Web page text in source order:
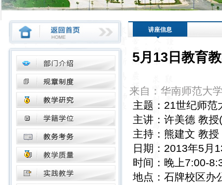
讲座信息
5月13日教育
来自：华南师范大
主题：21世纪师范
主讲：许美德 教
主持：熊建文 教授
日期：2013年5月
时间：晚上7:00-
地点：石牌校区办